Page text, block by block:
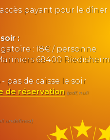
payant pour le dîner
:
: 18€ / personne
68400 Riedisheim
pas de caisse le soir
de réservation (pdf, null
undefined)